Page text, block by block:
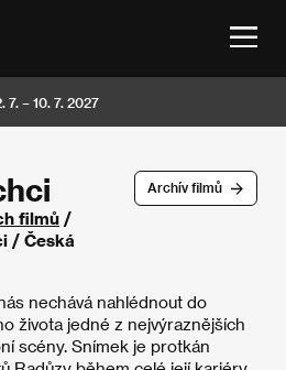
7. – 10. 7. 2027
Archív filmů
filmů /
/ Česká
nechává nahlédnout do
života jedné z nejvýraznějších
scény. Snímek je protkán